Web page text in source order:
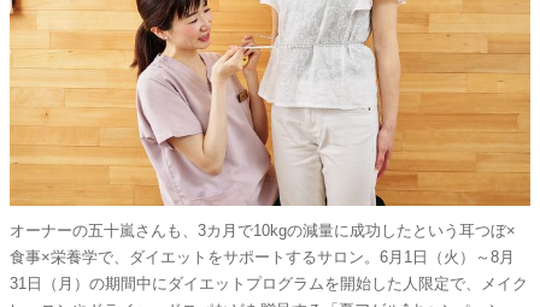
オーナーの五十嵐さんも、3カ月で10kgの減量に成功したという耳つぼ×
食事×栄養学で、ダイエットをサポートするサロン。6月1日（火）～8月
31日（月）の期間中にダイエットプログラムを開始した人限定で、メイク